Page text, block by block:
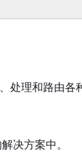
理和路由各
决方案中。